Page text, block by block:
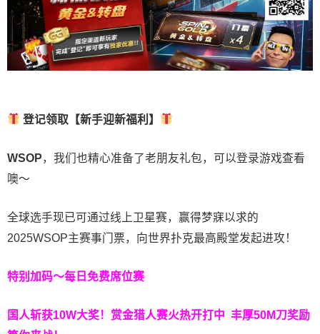
登记领取【新手迎新福利】
WSOP，我们也精心准备了老朋友礼包，可以登录游戏查看
噢～
全球选手现已可通过线上卫星赛，赢得梦寐以求的
2025WSOP主赛事门票，向世界扑克最高殿堂发起进攻！
特别加码～每日免费席位赛
国人斩获10W大奖！ 赏金猎人赛火热开打中 丰厚50M刀奖励